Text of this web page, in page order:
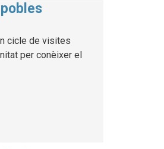
cicle de visites
per conèixer el